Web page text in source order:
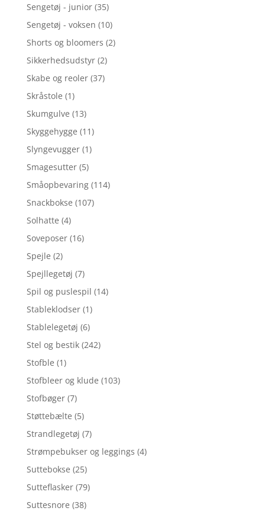
Sengetøj - junior (35)
Sengetøj - voksen (10)
Shorts og bloomers (2)
Sikkerhedsudstyr (2)
Skabe og reoler (37)
Skråstole (1)
Skumgulve (13)
Skyggehygge (11)
Slyngevugger (1)
Smagesutter (5)
Småopbevaring (114)
Snackbokse (107)
Solhatte (4)
Soveposer (16)
Spejle (2)
Spejllegetøj (7)
Spil og puslespil (14)
Stableklodser (1)
Stablelegetøj (6)
Stel og bestik (242)
Stofble (1)
Stofbleer og klude (103)
Stofbøger (7)
Støttebælte (5)
Strandlegetøj (7)
Strømpebukser og leggings (4)
Suttebokse (25)
Sutteflasker (79)
Suttesnore (38)